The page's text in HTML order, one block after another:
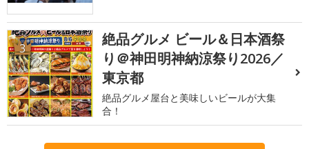
3
絶品グルメ ビール＆日本酒祭
り＠神田明神納涼祭り2026／
東京都
絶品グルメ屋台と美味しいビールが大集
合！